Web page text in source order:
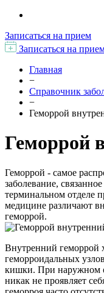
Записаться на прием
Записаться на
Главная
−
Справочник
−
Геморрой
Геморрой
Геморрой - самое
заболевание,
терминальном отделе
медицине различают
геморрой.
Внутренний геморрой
геморроидальных
кишки. При наружном
никак не проявляет